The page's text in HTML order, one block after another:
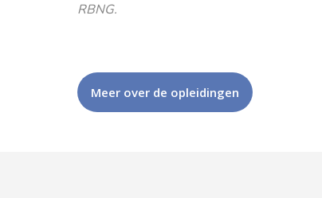
RBNG.
Meer over de opleidingen